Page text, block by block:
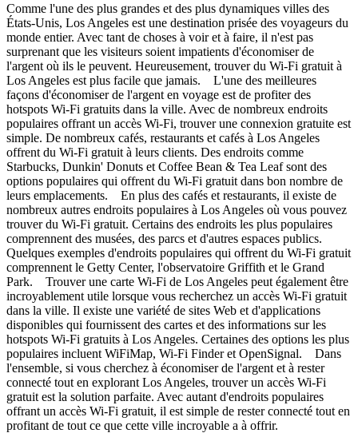
Comme l'une des plus grandes et des plus dynamiques villes des
États-Unis, Los Angeles est une destination prisée des voyageurs du
monde entier. Avec tant de choses à voir et à faire, il n'est pas
surprenant que les visiteurs soient impatients d'économiser de
l'argent où ils le peuvent. Heureusement, trouver du Wi-Fi gratuit à
Los Angeles est plus facile que jamais. L'une des meilleures
façons d'économiser de l'argent en voyage est de profiter des
hotspots Wi-Fi gratuits dans la ville. Avec de nombreux endroits
populaires offrant un accès Wi-Fi, trouver une connexion gratuite est
simple. De nombreux cafés, restaurants et cafés à Los Angeles
offrent du Wi-Fi gratuit à leurs clients. Des endroits comme
Starbucks, Dunkin' Donuts et Coffee Bean & Tea Leaf sont des
options populaires qui offrent du Wi-Fi gratuit dans bon nombre de
leurs emplacements. En plus des cafés et restaurants, il existe de
nombreux autres endroits populaires à Los Angeles où vous pouvez
trouver du Wi-Fi gratuit. Certains des endroits les plus populaires
comprennent des musées, des parcs et d'autres espaces publics.
Quelques exemples d'endroits populaires qui offrent du Wi-Fi gratuit
comprennent le Getty Center, l'observatoire Griffith et le Grand
Park. Trouver une carte Wi-Fi de Los Angeles peut également être
incroyablement utile lorsque vous recherchez un accès Wi-Fi gratuit
dans la ville. Il existe une variété de sites Web et d'applications
disponibles qui fournissent des cartes et des informations sur les
hotspots Wi-Fi gratuits à Los Angeles. Certaines des options les plus
populaires incluent WiFiMap, Wi-Fi Finder et OpenSignal. Dans
l'ensemble, si vous cherchez à économiser de l'argent et à rester
connecté tout en explorant Los Angeles, trouver un accès Wi-Fi
gratuit est la solution parfaite. Avec autant d'endroits populaires
offrant un accès Wi-Fi gratuit, il est simple de rester connecté tout en
profitant de tout ce que cette ville incroyable a à offrir.